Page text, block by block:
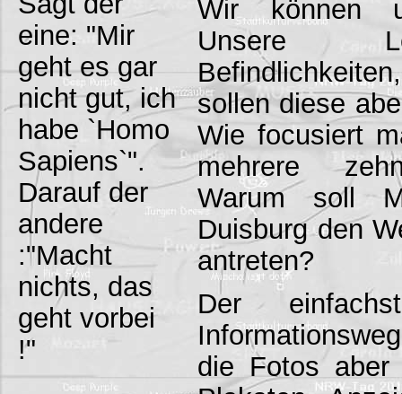
eine: "Mir
geht es gar
nicht gut, ich
habe `Homo
Sapiens`".
Darauf der
andere
:"Macht
nichts, das
geht vorbei
!"
Wir können
Unsere
sollen diese
Wie focusiert
mehrere
Warum soll
Duisburg den
antreten?
Der
die Fotos